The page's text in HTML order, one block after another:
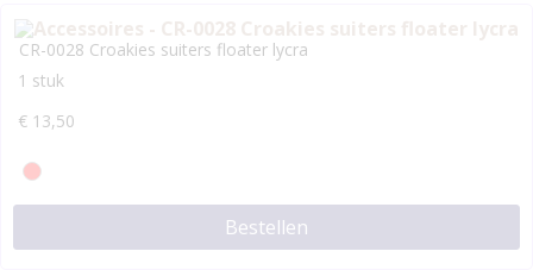
CR-0028 Croakies suiters floater lycra
1 stuk
€ 13,50
Bestellen